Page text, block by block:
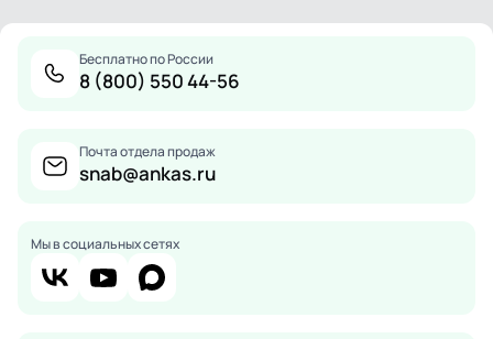
Бесплатно по России
8 (800) 550 44-56
Почта отдела продаж
snab@ankas.ru
Мы в социальных сетях